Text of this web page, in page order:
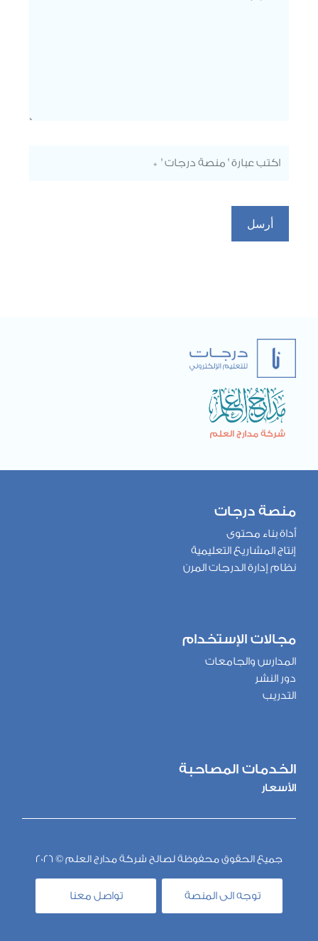
جميع الحقوق محفوظة لصالح شركة مدارج العلم ©2026
توجه الى المنصة تواصل معنا
الخدمات المصاحبة
الأسعار
مجالات الإستخدام
المدارس والجامعات
دور النشر
التدريب
منصة درجات
أداة بناء محتوى
إنتاج المشاريع التعليمية
نظام إدارة الدرجات المرن